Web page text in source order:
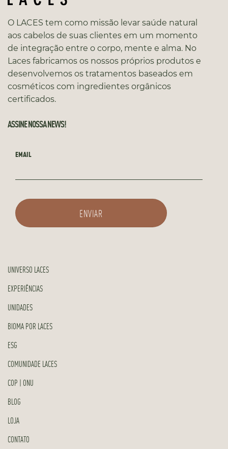
O LACES tem como missão levar saúde natural
aos cabelos de suas clientes em um momento
de integração entre o corpo, mente e alma. No
Laces fabricamos os nossos próprios produtos e
desenvolvemos os tratamentos baseados em
cosméticos com ingredientes orgânicos
certificados.
ASSINE NOSSA NEWS!
EMAIL
UNIVERSO LACES
EXPERIÊNCIAS
UNIDADES
BIOMA POR LACES
ESG
COMUNIDADE LACES
COP | ONU
BLOG
LOJA
CONTATO